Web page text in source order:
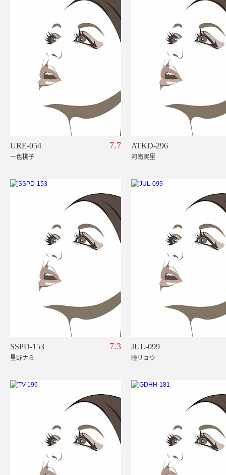
URE-054 7.7
一色桃子
ATKD-296
河南実里
SSPD-153 7.3
星野ナミ
JUL-099
瞳リョウ